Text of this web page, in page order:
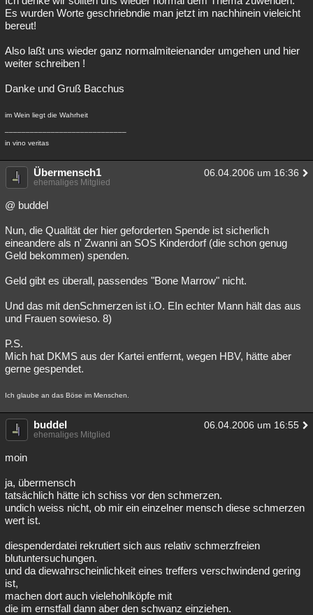
Es wurden Worte geschriebndie man jetzt im nachhinein vieleicht
bereut!
Also laßt uns wieder ganz normalmiteienander umgehen und hier
weiter schreiben !
Danke und Gruß Bacchus
im Wein liegt die Wahrheit
in vino veritas
Übermensch1 06.04.2006 um 16:36
ehemaliges Mitglied
@ buddel
Nun, die Qualität der hier geforderten Spende ist sicherlich
eineandere als n' Zwanni an SOS Kinderdorf (die schon genug
Geld bekommen) spenden.
Geld gibt es überall, passendes "Bone Marrow" nicht.
Und das mit denSchmerzen ist i.O. EIn echter Mann hält das aus
und Frauen sowieso. 8)
P.S.
Mich hat DKMS aus der Kartei entfernt, wegen HBV, hätte aber
gerne gespendet.
Ich glaube an das Böse im Menschen.
buddel 06.04.2006 um 16:55
ehemaliges Mitglied
moin
ja, übermensch
tatsächlich hätte ich schiss vor den schmerzen.
undich weiss nicht, ob mir ein einzelner mensch diese schmerzen
wert ist.
diespenderdatei rekrutiert sich aus relativ schmerzfreien
blutuntersuchungen.
und da diewahrscheinlichkeit eines treffers verschwindend gering
ist,
machen dort auch vielehohlköpfe mit
die im ernstfall dann aber den schwanz einziehen.